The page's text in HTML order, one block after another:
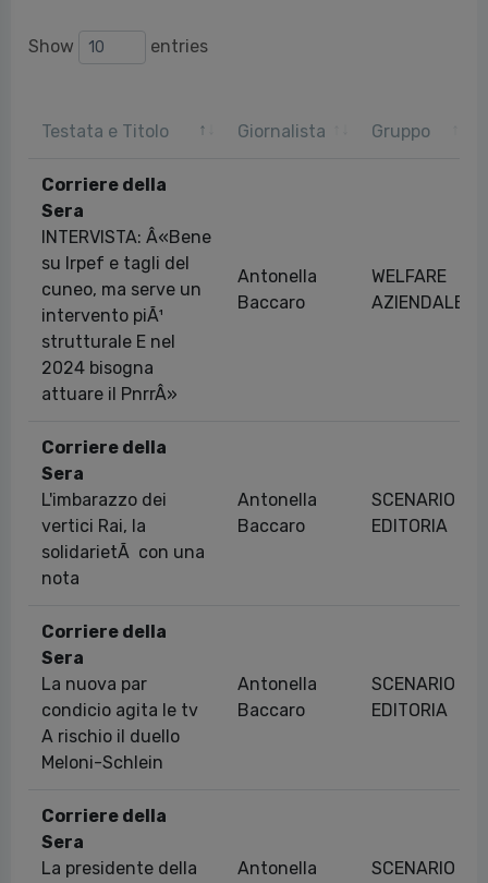
Show entries
Testata e Titolo Giornalista Gruppo
Corriere della
Sera
INTERVISTA: Â«Bene
su Irpef e tagli del
cuneo, ma serve un
intervento piÃ¹
strutturale E nel
2024 bisogna
attuare il PnrrÂ»
Antonella
Baccaro
WELFARE
AZIENDALE
Corriere della
Sera
L'imbarazzo dei
vertici Rai, la
solidarietÃ con una
nota
Antonella
Baccaro
SCENARIO
EDITORIA
Corriere della
Sera
La nuova par
condicio agita le tv
A rischio il duello
Meloni-Schlein
Antonella
Baccaro
SCENARIO
EDITORIA
Corriere della
Sera
La presidente della
Antonella
SCENARIO